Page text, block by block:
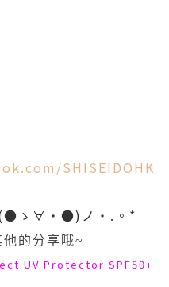
SHISEIDOHK
(●ゝ∀・●)ノ・.。*
的分享哦~
UV Protector SPF50+